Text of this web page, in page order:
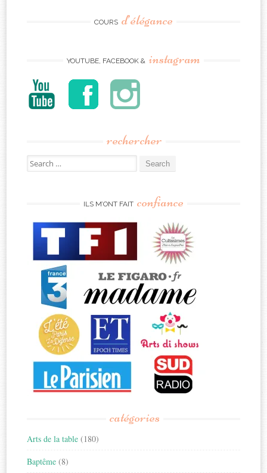
COURS d’élégance
YOUTUBE, FACEBOOK & instagram
rechercher
Search
for:
ILS M’ONT FAIT confiance
catégories
Arts de la table (180)
Baptême (8)